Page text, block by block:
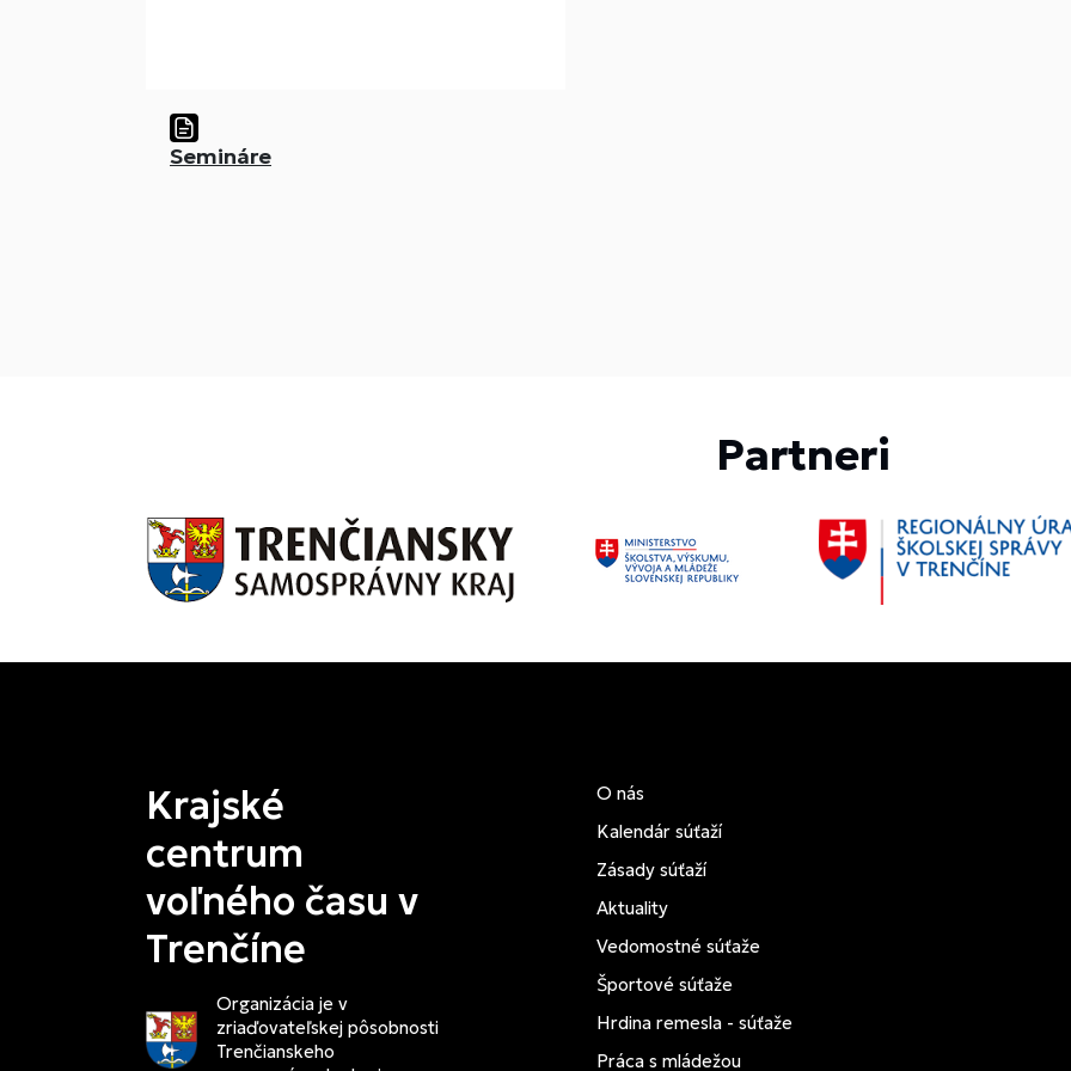
Semináre
Partneri
Krajské
centrum
voľného času v
Trenčíne
Organizácia je v
zriaďovateľskej pôsobnosti
Trenčianskeho
O nás
Kalendár súťaží
Zásady súťaží
Aktuality
Vedomostné súťaže
Športové súťaže
Hrdina remesla - súťaže
Práca s mládežou